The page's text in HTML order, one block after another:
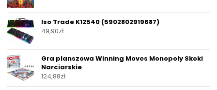
Iso Trade K12540 (5902802919687)
49,90zł
Gra planszowa Winning Moves Monopoly Skoki
Narciarskie
124,88zł